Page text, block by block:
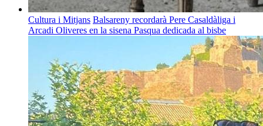
Cultura i Mitjans Balsareny recordarà Pere Casaldàliga i
Arcadi Oliveres en la sisena Pasqua dedicada al bisbe